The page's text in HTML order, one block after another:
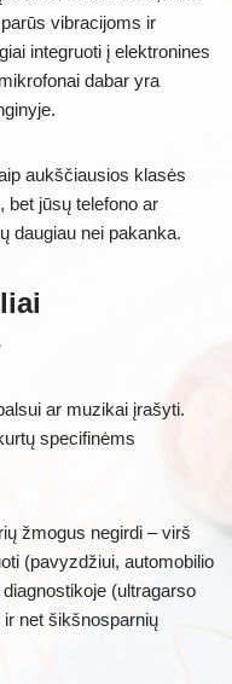
vibracijoms ir
integruoti į elektronines
dabar yra
aukščiausios klasės
bet jūsų telefono ar
daugiau nei pakanka.
ar muzikai įrašyti.
specifinėms
žmogus negirdi – virš
(pavyzdžiui, automobilio
(ultragarso
net šikšnosparnių